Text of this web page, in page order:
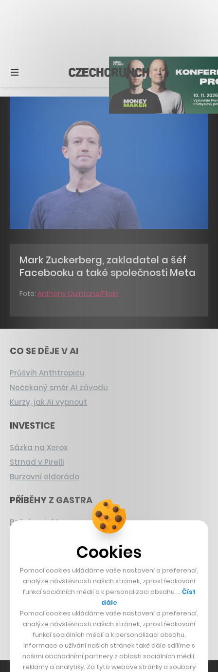
Mark Zuckerberg, zakladatel a šéf
Facebooku a také společnosti Meta
Foto: Anthony Quintano/Flickr
CO SE DĚJE V AI
Průšvih Anthtropicu
Nečekaný směr AI závodu
Kurzy, jak AI vypnout
INVESTICE
Sázka na Xerox
Strnad v Pirelli
Burzovní eldorádo
PŘÍBĚHY Z GASTRA
Boční projekt, co se zvrtnul
Francouzský šéfkuchař na Šumavě
Dva golfisti, co pečou
DESIGN
Bomma není tichá
Originální hodinky
Nábytek z betonu
Cookies
Pomocí cookies ukládáme vaše nastavení a preferencí,
analýze návštěvnosti našich stránek, zprostředkování
funkcí sociálních médií a k personalizaci obsahu … Číst
dále
Pomocí cookies ukládáme vaše nastavení a preferencí,
analýze návštěvnosti našich stránek, zprostředkování
funkcí sociálních médií a k personalizaci obsahu.
Informace o užívání našich stránek také dále sdílíme s
našimi obchodními partnery z oblasti sociálních médií,
reklamy a analytiky. Za tyto webové stránky a soubory